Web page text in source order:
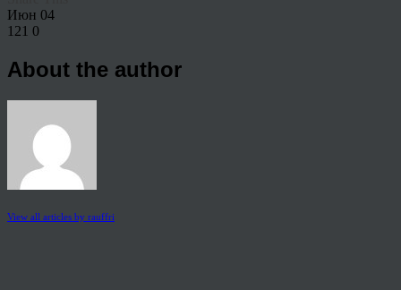
Июн 04
121 0
About the author
View all articles by rauffri